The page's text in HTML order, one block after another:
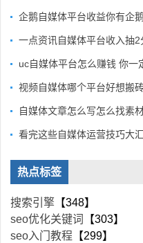
企鹅自媒体平台收益你有企
一点资讯自媒体平台收入抽
uc自媒体平台怎么赚钱 你一
视频自媒体哪个平台好想搬
自媒体文章怎么写怎么找素
看完这些自媒体运营技巧大
热点标签
搜索引擎 【348】
seo优化关键词
【303】
seo入门教程 【299】